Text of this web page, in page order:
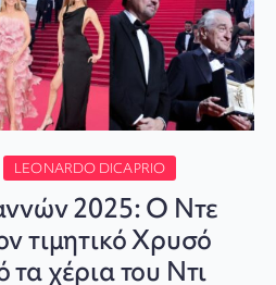
LEONARDO DICAPRIO
2025: Ο Ντε
τιμητικό Χρυσό
χέρια του Ντι